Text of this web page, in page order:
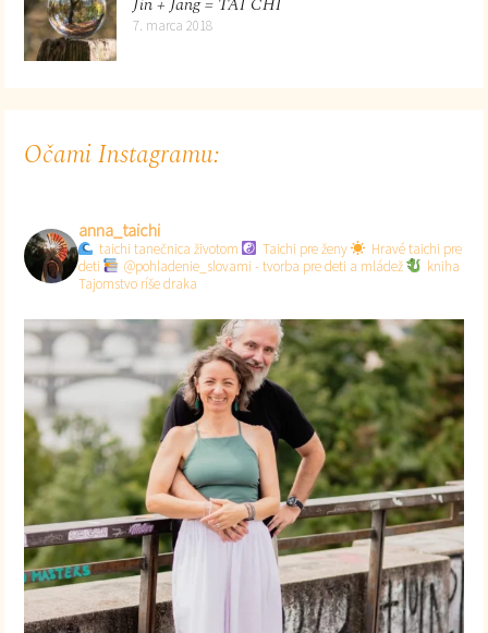
7. marca 2018
Očami Instagramu:
anna_taichi
taichi tanečnica životom Taichi pre ženy
Hravé taichi pre
deti
@pohladenie_slovami - tvorba pre deti a mládež
kniha
Tajomstvo ríše draka